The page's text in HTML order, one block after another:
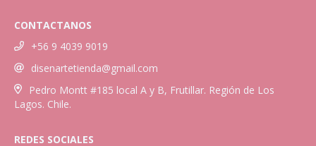
CONTACTANOS
+56 9 4039 9019
disenartetienda@gmail.com
Pedro Montt #185 local A y B, Frutillar. Región de Los
Lagos. Chile.
REDES SOCIALES